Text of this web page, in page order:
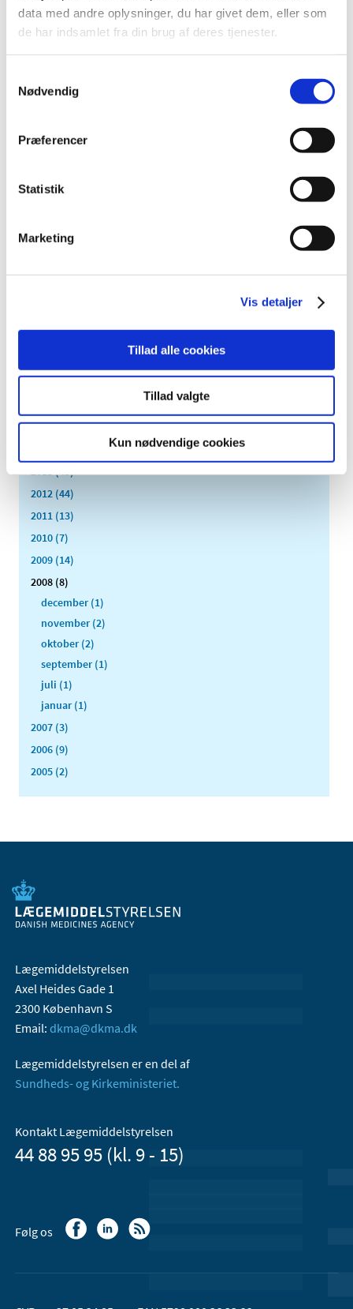
data med andre oplysninger, du har givet dem, eller som
de har indsamlet fra din brug af deres tjenester.
Nødvendig
Præferencer
Statistik
Marketing
Vis detaljer
Tillad alle cookies
Tillad valgte
Kun nødvendige cookies
C03, C07, C08 og C09
foranledning revurderet tilskudsstatus for lægemidler,…
Alle (2506)
2026 (84)
2022 (197)
2015 (33)
2013 (49)
2012 (44)
2011 (13)
2010 (7)
2009 (14)
2008 (8)
december (1)
november (2)
oktober (2)
september (1)
juli (1)
januar (1)
2007 (3)
2006 (9)
2005 (2)
Lægemiddelstyrelsen
Axel Heides Gade 1
2300 København S
Email: dkma@dkma.dk
Lægemiddelstyrelsen er en del af
Sundheds- og Kirkeministeriet.
Kontakt Lægemiddelstyrelsen
44 88 95 95 (kl. 9 - 15)
Følg os